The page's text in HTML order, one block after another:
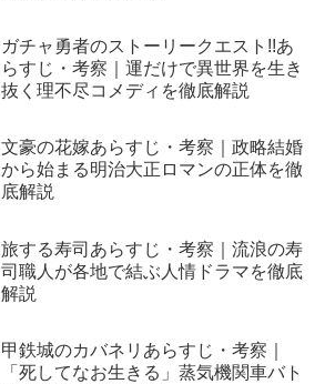
ガチャ勇者のストーリークエスト!!あ
らすじ・考察｜運だけで異世界を生き
抜く理不尽コメディを徹底解説
文豪の花嫁あらすじ・考察｜政略結婚
から始まる明治大正ロマンの正体を徹
底解説
旅する寿司あらすじ・考察｜流浪の寿
司職人が各地で結ぶ人情ドラマを徹底
解説
甲鉄城のカバネリあらすじ・考察｜
「死してなお生きる」蒸気機関車バト